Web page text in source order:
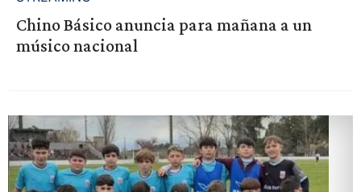
Chino Básico anuncia para mañana a un
músico nacional